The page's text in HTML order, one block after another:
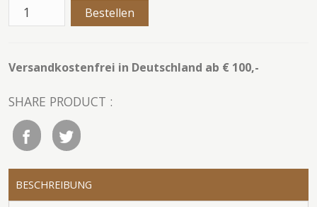
Versandkostenfrei in Deutschland ab € 100,-
SHARE PRODUCT :
BESCHREIBUNG